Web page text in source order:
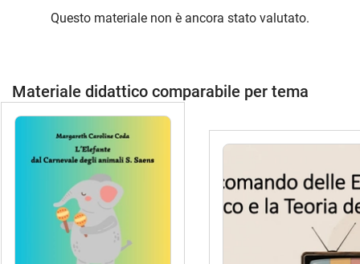
Questo materiale non è ancora stato valutato.
Materiale didattico comparabile per tema